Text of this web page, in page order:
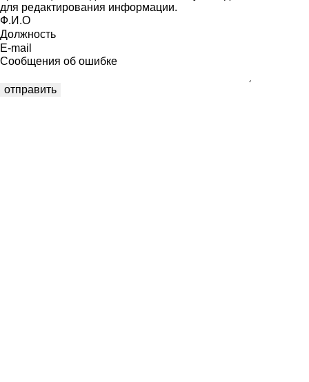
для редактирования информации.
Ф.И.О
Должность
E-mail
Сообщения об ошибке